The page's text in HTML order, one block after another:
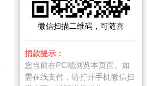
微信扫描二维码，可随喜
捐款提示：
您当前在PC端浏览本页面。如
需在线支付，请打开手机微信扫